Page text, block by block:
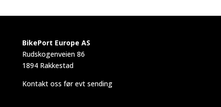
BikePort Europe AS
Rudskogenveien 86
1894 Rakkestad
Kontakt oss før evt sending